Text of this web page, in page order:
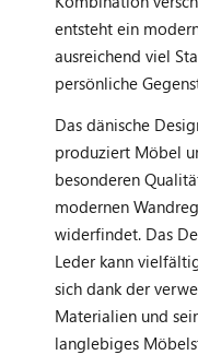
entsteht ein
ausreichend viel
persönliche
Das dänische
produziert Möbel
besonderen
modernen
widerfindet. Das
Leder kann
sich dank der
Materialien und
langlebiges